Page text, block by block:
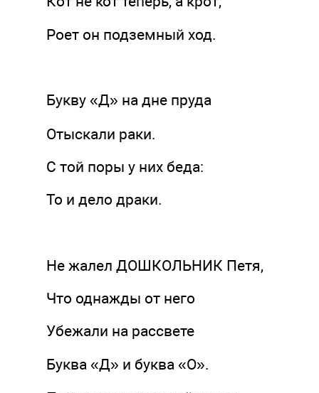
Роет он подземный ход.
Букву «Д» на дне пруда
Отыскали раки.
С той поры у них беда:
То и дело драки.
Не жалел ДОШКОЛЬНИК Петя,
Что однажды от него
Убежали на рассвете
Буква «Д» и буква «О».